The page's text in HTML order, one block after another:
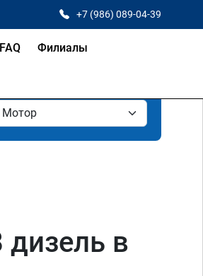
+7 (986) 089-04-39
FAQ Филиалы
дизель в